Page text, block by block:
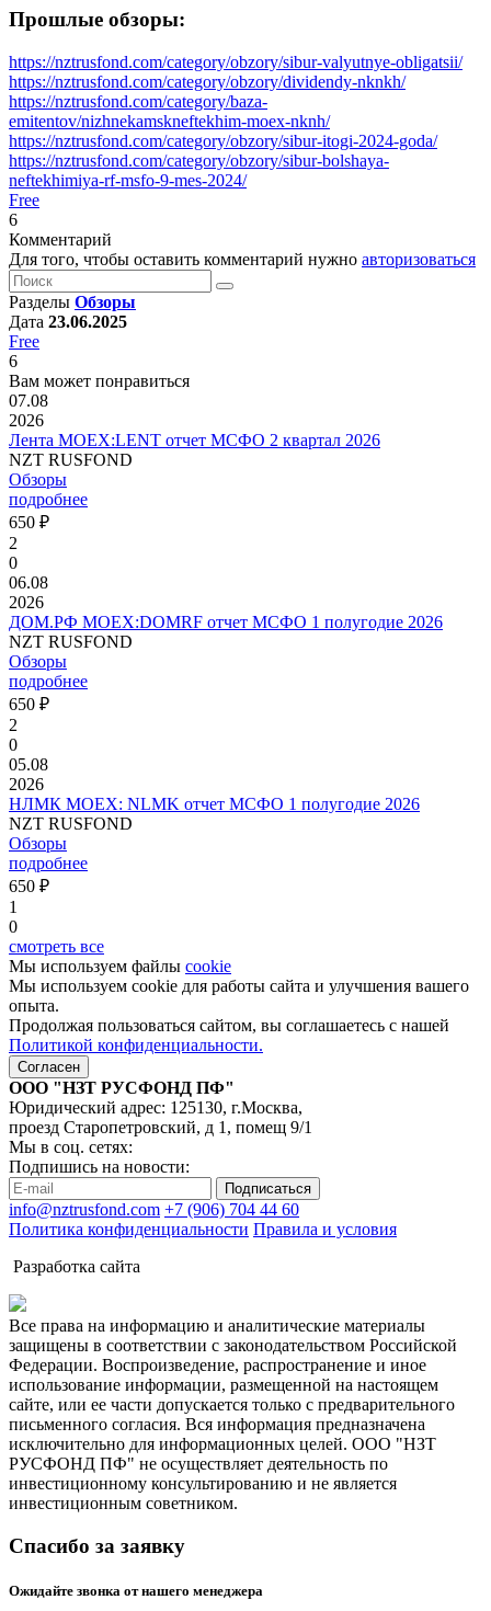
Прошлые обзоры:
https://nztrusfond.com/category/obzory/sibur-valyutnye-obligatsii/
https://nztrusfond.com/category/obzory/dividendy-nknkh/
https://nztrusfond.com/category/baza-
emitentov/nizhnekamskneftekhim-moex-nknh/
https://nztrusfond.com/category/obzory/sibur-itogi-2024-goda/
https://nztrusfond.com/category/obzory/sibur-bolshaya-
neftekhimiya-rf-msfo-9-mes-2024/
Free
6
Комментарий
Для того, чтобы оставить комментарий нужно авторизоваться
Разделы Обзоры
Дата 23.06.2025
Free
6
Вам может понравиться
07.08
2026
Лента MOEX:LENT отчет МСФО 2 квартал 2026
NZT RUSFOND
Обзоры
подробнее
650 ₽
2
0
06.08
2026
ДОМ.РФ MOEX:DOMRF отчет МСФО 1 полугодие 2026
NZT RUSFOND
Обзоры
подробнее
650 ₽
2
0
05.08
2026
НЛМК MOEX: NLMK отчет МСФО 1 полугодие 2026
NZT RUSFOND
Обзоры
подробнее
650 ₽
1
0
смотреть все
Мы используем файлы cookie
Мы используем cookie для работы сайта и улучшения вашего
опыта.
Продолжая пользоваться сайтом, вы соглашаетесь с нашей
Политикой конфиденциальности.
Согласен
ООО "НЗТ РУСФОНД ПФ"
Юридический адрес: 125130, г.Москва,
проезд Старопетровский, д 1, помещ 9/1
Мы в соц. сетях:
Подпишись на новости:
Подписаться
info@nztrusfond.com +7 (906) 704 44 60
Политика конфиденциальности Правила и условия
Разработка сайта
Все права на информацию и аналитические материалы
защищены в соответствии с законодательством Российской
Федерации. Воспроизведение, распространение и иное
использование информации, размещенной на настоящем
сайте, или ее части допускается только с предварительного
письменного согласия. Вся информация предназначена
исключительно для информационных целей. ООО "НЗТ
РУСФОНД ПФ" не осуществляет деятельность по
инвестиционному консультированию и не является
инвестиционным советником.
Спасибо за заявку
Ожидайте звонка от нашего менеджера